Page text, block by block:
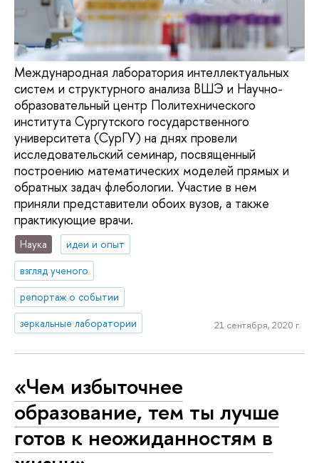
Международная лаборатория интеллектуальных
систем и структурного анализа ВШЭ и Научно-
образовательный центр Политехнического
института Сургутского государственного
университета (СурГУ) на днях провели
исследовательский семинар, посвященный
построению математических моделей прямых и
обратных задач флебологии. Участие в нем
приняли представители обоих вузов, а также
практикующие врачи.
Наука
идеи и опыт
взгляд ученого
репортаж о событии
зеркальные лаборатории
21 сентября, 2020 г.
«Чем избыточнее
образование, тем ты лучше
готов к неожиданностям в